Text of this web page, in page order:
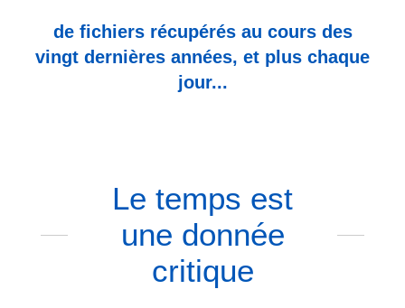
de fichiers récupérés au cours des
vingt dernières années, et plus chaque
jour...
Le temps est
une donnée
critique